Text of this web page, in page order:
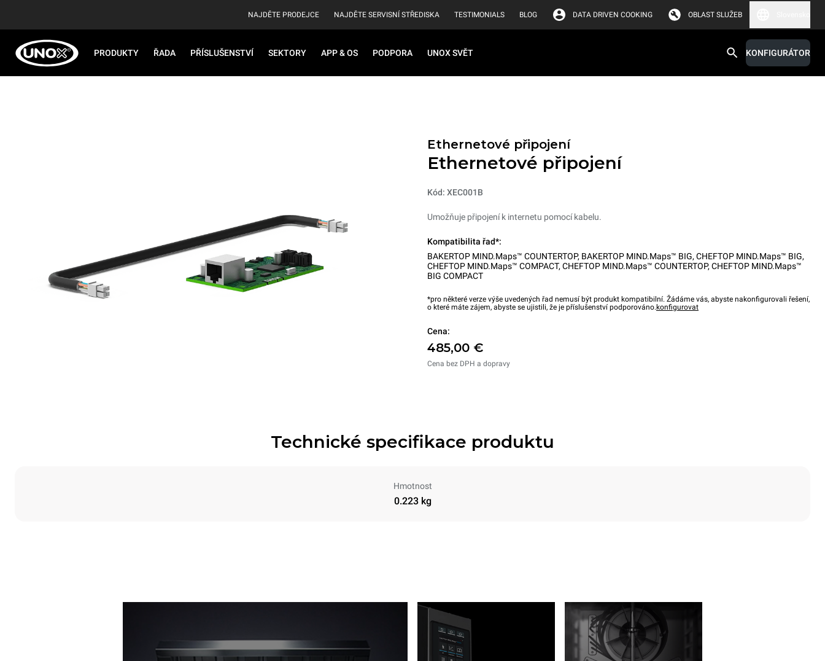
NAJDĚTE PRODEJCE NAJDĚTE SERVISNÍ STŘEDISKA TESTIMONIALS BLOG DATA DRIVEN COOKING OBLAST SLUŽEB
PRODUKTY ŘADA PŘÍSLUŠENSTVÍ SEKTORY APP & OS PODPORA UNOX SVĚT KONFIGURÁTOR
Ethernetové připojení
Ethernetové připojení
Kód: XEC001B
Umožňuje připojení k internetu pomocí kabelu.
Kompatibilita řad*:
BAKERTOP MIND.Maps™ COUNTERTOP, BAKERTOP MIND.Maps™ BIG, CHEFTOP MIND.Maps™ BIG,
CHEFTOP MIND.Maps™ COMPACT, CHEFTOP MIND.Maps™ COUNTERTOP, CHEFTOP MIND.Maps™
BIG COMPACT
*pro některé verze výše uvedených řad nemusí být produkt kompatibilní. Žádáme vás, abyste nakonfigurovali řešení,
o které máte zájem, abyste se ujistili, že je příslušenství podporováno. konfigurovat
Cena:
485,00 €
Cena bez DPH a dopravy
Technické specifikace produktu
Hmotnost
0.223 kg